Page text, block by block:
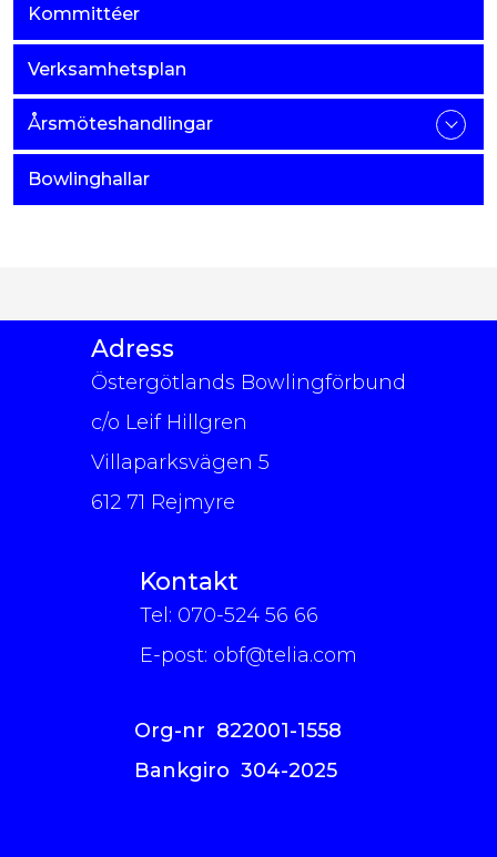
Kommittéer
Verksamhetsplan
Årsmöteshandlingar
Bowlinghallar
Adress
Östergötlands Bowlingförbund
c/o Leif Hillgren
Villaparksvägen 5
612 71 Rejmyre
Kontakt
Tel: 070-524 56 66
E-post: obf@telia.com
Org-nr 822001-1558
Bankgiro 304-2025